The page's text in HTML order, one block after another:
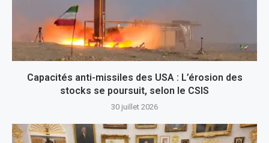
Capacités anti-missiles des USA : L’érosion des
stocks se poursuit, selon le CSIS
30 juillet 2026